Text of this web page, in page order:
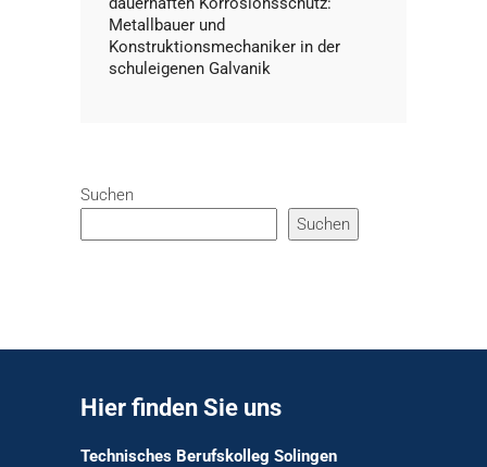
Metallbauer und
Konstruktionsmechaniker in der
schuleigenen Galvanik
Suchen
Suchen
Hier finden Sie uns
Technisches Berufskolleg Solingen